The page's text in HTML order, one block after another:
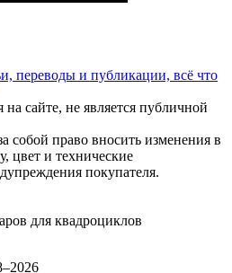
переводы и публикации, всё что
сайте, не является публичной
собой право вносить изменения в
цвет и технические
покупателя.
для квадроциклов